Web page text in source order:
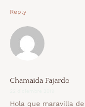
Reply
Chamaida Fajardo
Hola que maravilla